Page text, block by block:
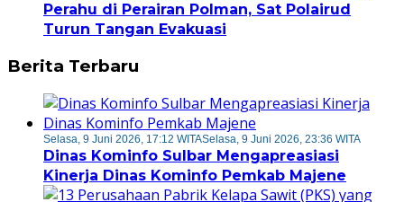
Perahu di Perairan Polman, Sat Polairud
Turun Tangan Evakuasi
Berita Terbaru
Selasa, 9 Juni 2026, 17:12 WITASelasa, 9 Juni 2026, 23:36 WITA
Dinas Kominfo Sulbar Mengapreasiasi
Kinerja Dinas Kominfo Pemkab Majene